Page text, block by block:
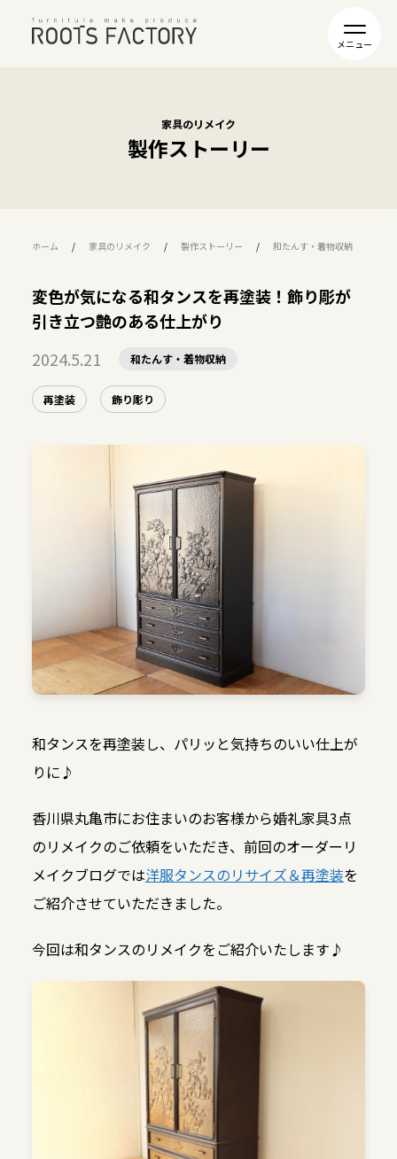
家具のリメイク
製作ストーリー
ホーム 家具のリメイク 製作ストーリー 和たんす・着物収納
変色が気になる和タンスを再塗装！飾り彫が
引き立つ艶のある仕上がり
2024.5.21
和たんす・着物収納
再塗装 飾り彫り
和タンスを再塗装し、パリッと気持ちのいい仕上が
りに♪
香川県丸亀市にお住まいのお客様から婚礼家具3点
のリメイクのご依頼をいただき、前回のオーダーリ
メイクブログでは洋服タンスのリサイズ＆再塗装を
ご紹介させていただきました。
今回は和タンスのリメイクをご紹介いたします♪